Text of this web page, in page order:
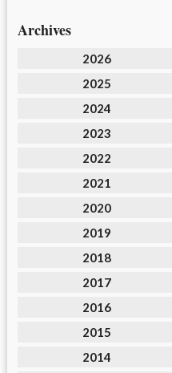
Archives
2026
2025
2024
2023
2022
2021
2020
2019
2018
2017
2016
2015
2014